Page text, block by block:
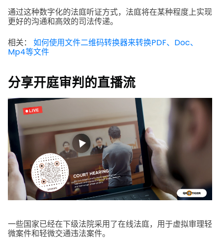
通过这种数字化的法庭听证方式，法庭将在某种程度上实现
更好的沟通和高效的司法传递。
相关： 如何使用文件二维码转换器来转换PDF、Doc、
Mp4等文件
分享开庭审判的直播流
一些国家已经在下级法院采用了在线法庭，用于虚拟审理轻
微案件和轻微交通违法案件。